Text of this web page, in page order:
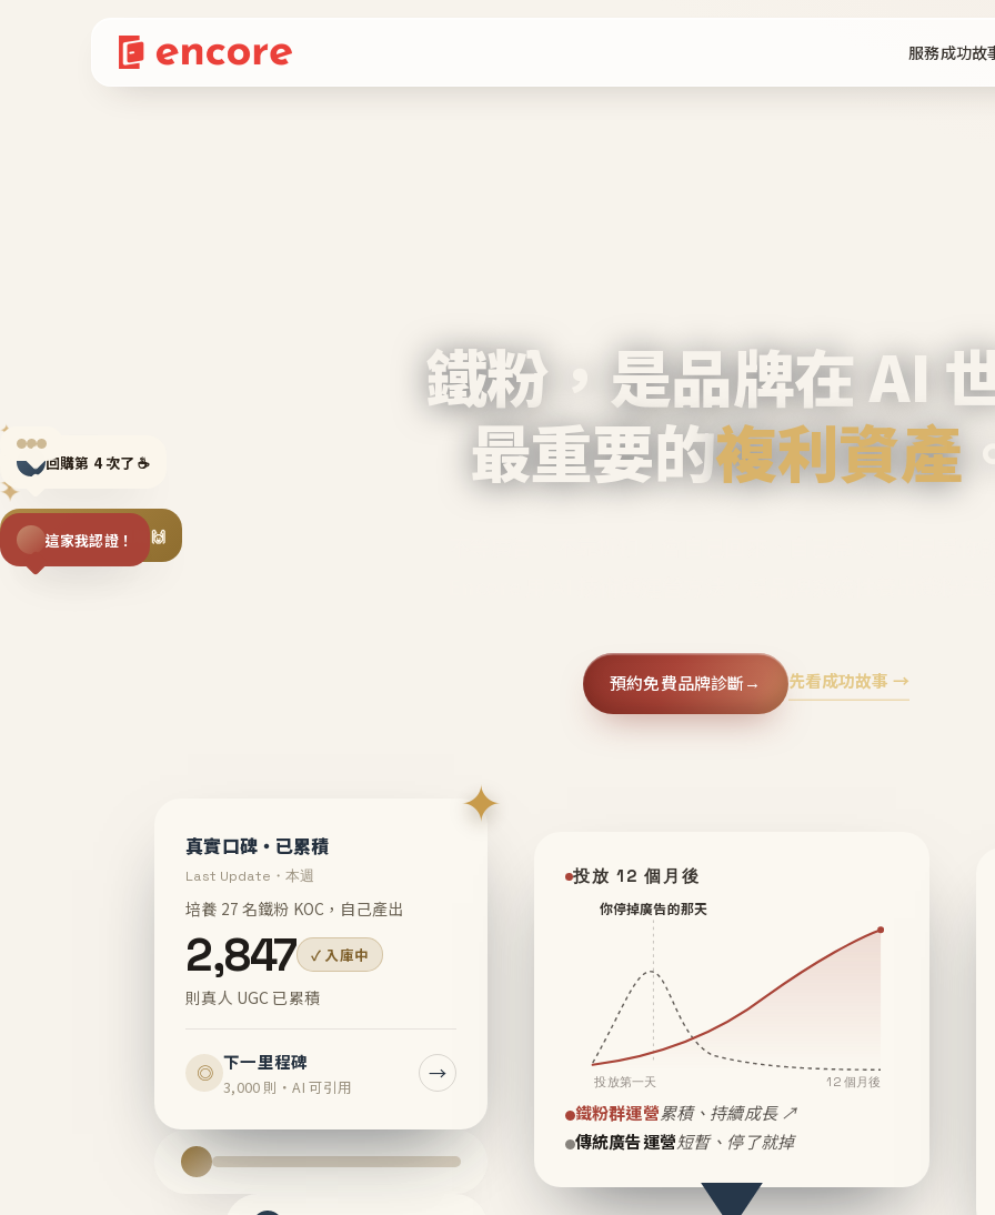
服務成功故
✦
✦
✦
回購第 4 次了 ☕
揪同事一起團購 🙌
這家我認證！
鐵粉，是品牌在 AI
最重要的複利資產
預約免費品牌診斷→ 先看成功故事 →
✦
真實口碑・已累積
Last Update・本週
培養 27 名鐵粉 KOC，自己產出
2,847 ✓ 入庫中
則真人 UGC 已累積
◎ 下一里程碑
3,000 則・AI 可引用
→
投放 12 個月後
你停掉廣告的那天
投放第一天 12 個月後
鐵粉群運營累積、持續成長 ↗
傳統廣告運營短暫、停了就掉